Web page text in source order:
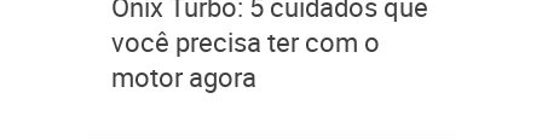
você precisa ter com o
motor agora